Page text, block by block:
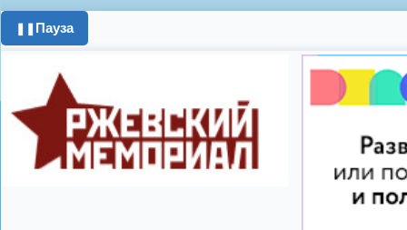
день города
цифровое
Показать все теги
❚❚ Пауза